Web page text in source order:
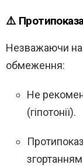
⚠️
Незважаючи на
обмеження:
Не
(гіпотонії).
згортанням